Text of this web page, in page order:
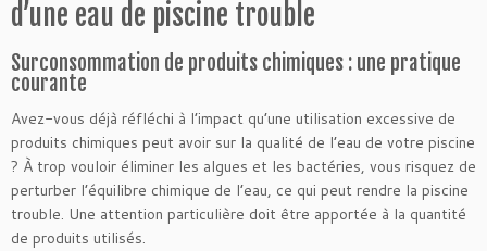
d’une eau de piscine trouble
Surconsommation de produits chimiques : une pratique
courante
Avez-vous déjà réfléchi à l’impact qu’une utilisation excessive de
produits chimiques peut avoir sur la qualité de l’eau de votre piscine
? À trop vouloir éliminer les algues et les bactéries, vous risquez de
perturber l’équilibre chimique de l’eau, ce qui peut rendre la piscine
trouble. Une attention particulière doit être apportée à la quantité
de produits utilisés.